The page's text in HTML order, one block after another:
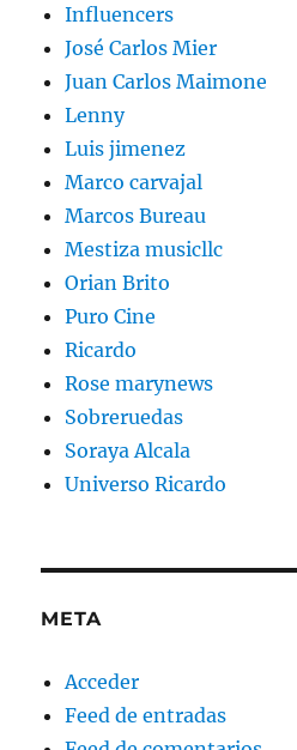
Influencers
José Carlos Mier
Juan Carlos Maimone
Lenny
Luis jimenez
Marco carvajal
Marcos Bureau
Mestiza musicllc
Orian Brito
Puro Cine
Ricardo
Rose marynews
Sobreruedas
Soraya Alcala
Universo Ricardo
META
Acceder
Feed de entradas